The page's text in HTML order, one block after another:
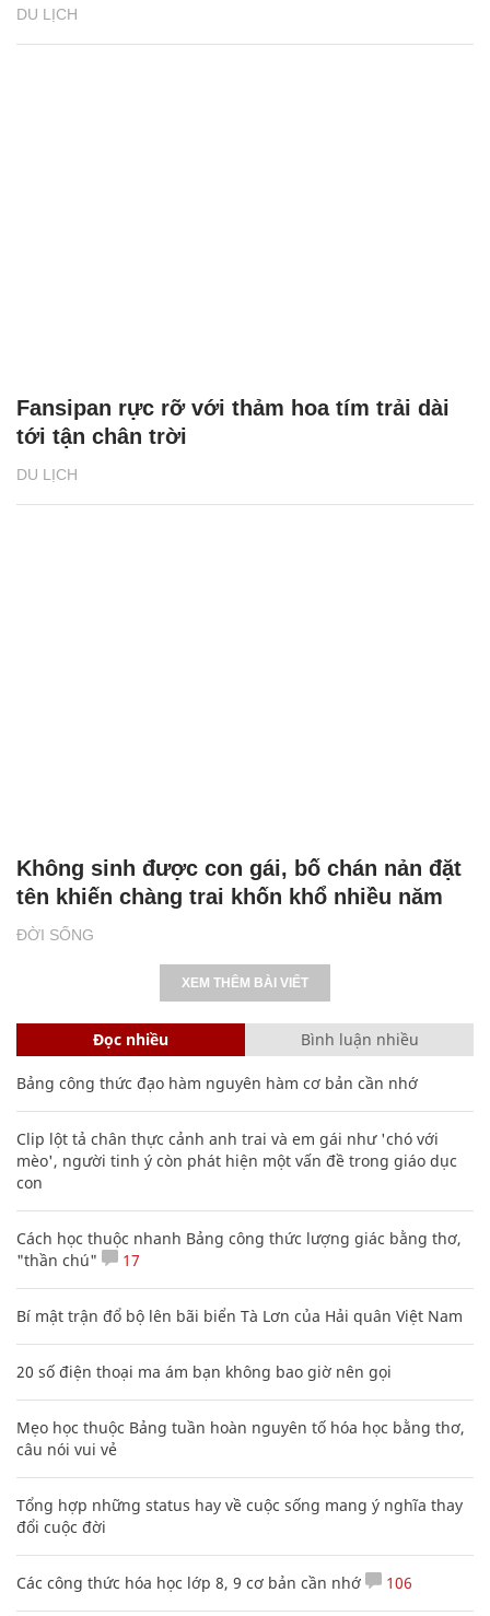
DU LỊCH
DU LỊCH
Fansipan rực rỡ với thảm hoa tím trải dài
tới tận chân trời
ĐỜI SỐNG
Không sinh được con gái, bố chán nản đặt
tên khiến chàng trai khốn khổ nhiều năm
XEM THÊM BÀI VIẾT
Đọc nhiều Bình luận nhiều
Bảng công thức đạo hàm nguyên hàm cơ bản cần nhớ
Clip lột tả chân thực cảnh anh trai và em gái như 'chó với
mèo', người tinh ý còn phát hiện một vấn đề trong giáo dục
con
Cách học thuộc nhanh Bảng công thức lượng giác bằng thơ,
"thần chú"
17
Bí mật trận đổ bộ lên bãi biển Tà Lơn của Hải quân Việt Nam
20 số điện thoại ma ám bạn không bao giờ nên gọi
Mẹo học thuộc Bảng tuần hoàn nguyên tố hóa học bằng thơ,
câu nói vui vẻ
Tổng hợp những status hay về cuộc sống mang ý nghĩa thay
đổi cuộc đời
Các công thức hóa học lớp 8, 9 cơ bản cần nhớ 106